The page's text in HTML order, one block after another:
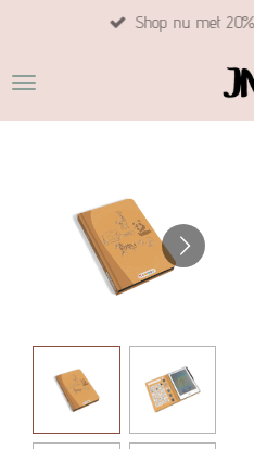
naar
hoofdinhoud
Shop nu met